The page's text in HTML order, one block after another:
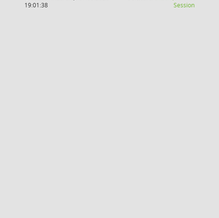
19:01:38
Session(Wird in